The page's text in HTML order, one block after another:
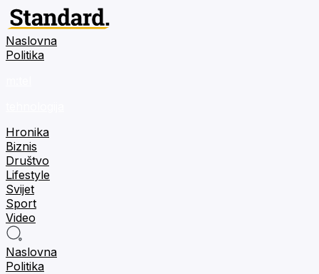
Naslovna
Politika
Hronika
Biznis
Društvo
Lifestyle
Svijet
Sport
Video
Naslovna
Politika